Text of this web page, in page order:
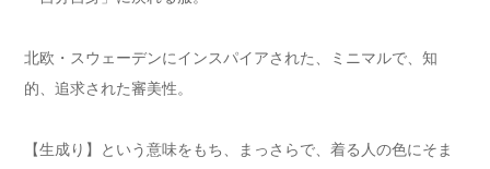
北欧・スウェーデンにインスパイアされた、ミニマルで、知
的、追求された審美性。
【生成り】という意味をもち、まっさらで、着る人の色にそま